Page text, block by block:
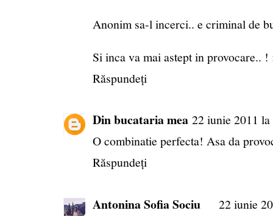
Anonim sa-l incerci.. e criminal de
Si inca va mai astept in provocare.. !
Răspundeți
Din bucataria mea 22 iunie 2011
O combinatie perfecta! Asa da
Răspundeți
Antonina Sofia Sociu
22 iunie